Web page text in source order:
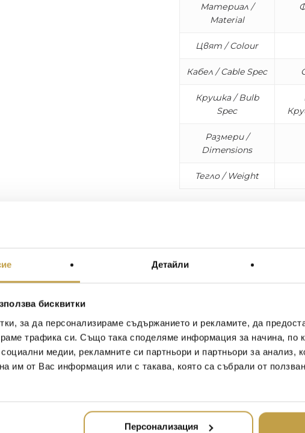
Детайли
бисквитки
за да персонализираме съдържанието и рекламите, да
трафика си. Също така споделяме информация за начина, по
медии, рекламните си партньори и партньори за анализ,
им от Вас информация или с такава, която са събрали от
Персонализация
Материал /
Material
Цвят / Colour
Кабел / Cable Spec
Крушка / Bulb
Spec
Размери /
Dimensions
Тегло / Weight
приспособява се както
пространства, където
пространство. Със
фибростъкло и
лампа очарова и
течения, които я
Vertigo is simultaneously
and small spaces where it
light fiberglass structure,
this pendant lamp
currents that surround it.
Иван Иванов